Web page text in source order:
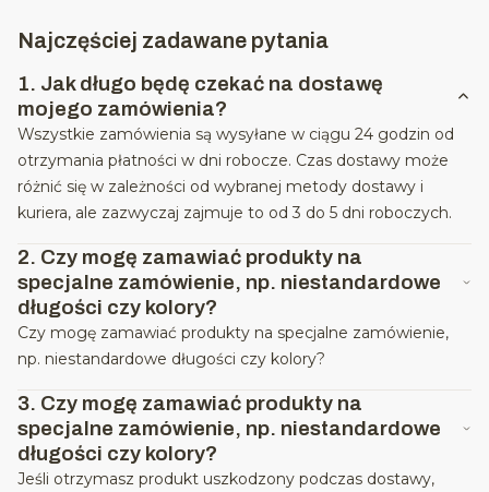
Najczęściej zadawane pytania
1. Jak długo będę czekać na dostawę
mojego zamówienia?
Wszystkie zamówienia są wysyłane w ciągu 24 godzin od
otrzymania płatności w dni robocze. Czas dostawy może
różnić się w zależności od wybranej metody dostawy i
kuriera, ale zazwyczaj zajmuje to od 3 do 5 dni roboczych.
2. Czy mogę zamawiać produkty na
specjalne zamówienie, np. niestandardowe
długości czy kolory?
Czy mogę zamawiać produkty na specjalne zamówienie,
np. niestandardowe długości czy kolory?
3. Czy mogę zamawiać produkty na
specjalne zamówienie, np. niestandardowe
długości czy kolory?
Jeśli otrzymasz produkt uszkodzony podczas dostawy,